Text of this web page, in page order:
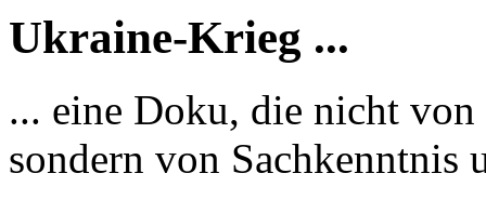
Ukraine-Krieg ...
... eine Doku, die nicht
sondern von Sachkenntnis